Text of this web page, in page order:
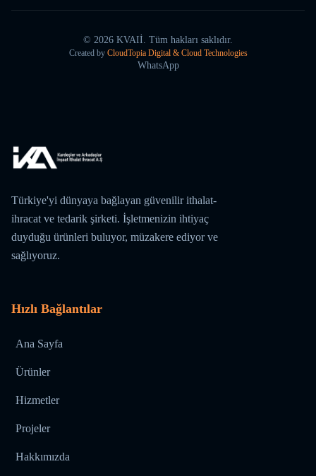
© 2026 KVAIİ. Tüm hakları saklıdır.
Created by CloudTopia Digital & Cloud Technologies
WhatsApp
Türkiye'yi dünyaya bağlayan güvenilir ithalat-
ihracat ve tedarik şirketi. İşletmenizin ihtiyaç
duyduğu ürünleri buluyor, müzakere ediyor ve
sağlıyoruz.
Hızlı Bağlantılar
Ana Sayfa
Ürünler
Hizmetler
Projeler
Hakkımızda